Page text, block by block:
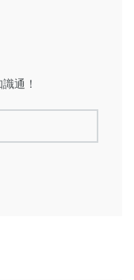
通！